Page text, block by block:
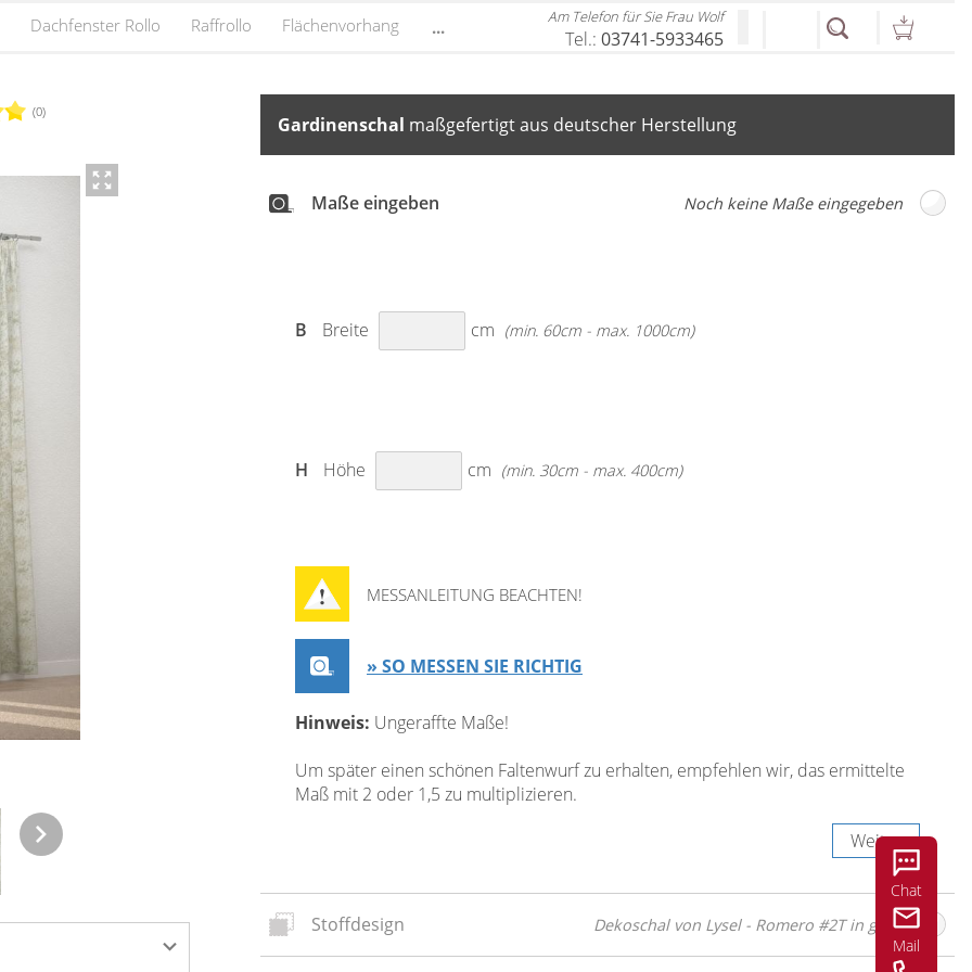
Dachfenster Rollo Raffrollo Flächenvorhang ... Am Telefon für Sie Frau Wolf
Tel.:03741-5933465
(0)
Gardinenschal maßgefertigt aus deutscher Herstellung
Maße eingeben
B Breite cm (min. 60cm - max. 1000cm)
H Höhe cm (min. 30cm - max. 400cm)
MESSANLEITUNG BEACHTEN!
» SO MESSEN SIE RICHTIG
Hinweis: Ungeraffte Maße!
Um später einen schönen Faltenwurf zu erhalten, empfehlen wir, das ermittelte
Maß mit 2 oder 1,5 zu multiplizieren.
Weiter
Stoffdesign Dekoschal von Lysel - Romero #2T in grün
Chat
Mail